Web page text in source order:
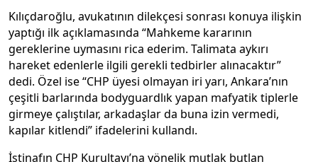
Kılıçdaroğlu, avukatının dilekçesi sonrası konuya ilişkin
yaptığı ilk açıklamasında “Mahkeme kararının
gereklerine uymasını rica ederim. Talimata aykırı
hareket edenlerle ilgili gerekli tedbirler alınacaktır”
dedi. Özel ise “CHP üyesi olmayan iri yarı, Ankara’nın
çeşitli barlarında bodyguardlık yapan mafyatik tiplerle
girmeye çalıştılar, arkadaşlar da buna izin vermedi,
kapılar kitlendi” ifadelerini kullandı.
İstinafın CHP Kurultayı’na yönelik mutlak butlan